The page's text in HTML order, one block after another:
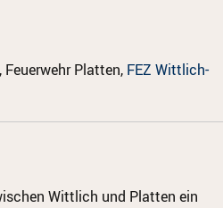
, Feuerwehr Platten, FEZ Wittlich-
Wittlich und Platten ein